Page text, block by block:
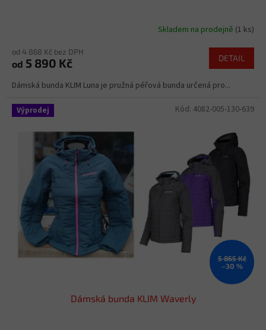
Skladem na prodejně (1 ks)
od 4 868 Kč bez DPH
od 5 890 Kč DETAIL
Dámská bunda KLIM Luna je pružná péřová bunda určená pro...
Výprodej
5 865 Kč
–30 %
Dámská bunda KLIM Waverly
Kód: 4082-005-130-639